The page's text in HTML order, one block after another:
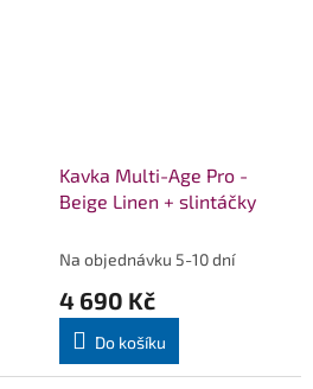
Kavka Multi-Age Pro -
Beige Linen + slintáčky
Na objednávku 5-10 dní
4 690 Kč
Do košíku